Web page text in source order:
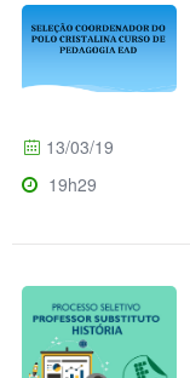
13/03/19
19h29